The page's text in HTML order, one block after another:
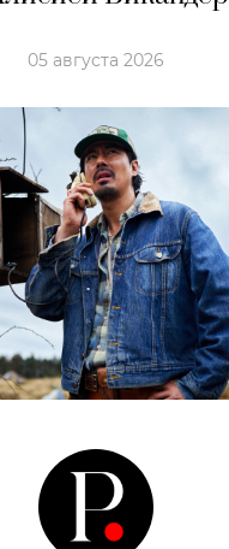
05 августа 2026